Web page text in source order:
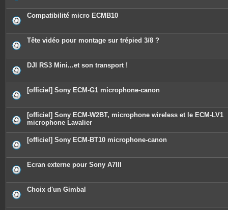
Compatibilité micro ECMB10
Tête vidéo pour montage sur trépied 3/8 ?
DJI RS3 Mini...et son transport !
[officiel] Sony ECM-G1 microphone-canon
[officiel] Sony ECM-W2BT, microphone wireless et le ECM-LV1
microphone Lavalier
[officiel] Sony ECM-BT10 microphone-canon
Ecran externe pour Sony A7III
Choix d'un Gimbal